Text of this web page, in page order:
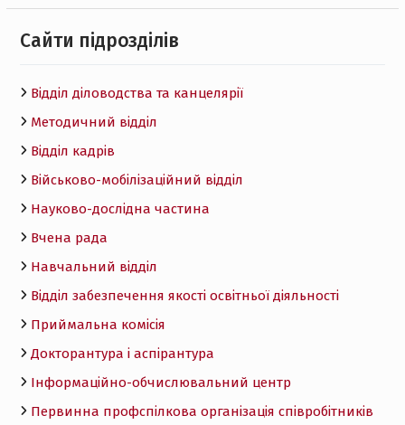
Cайти підрозділів
Відділ діловодства та канцелярії
Методичний відділ
Відділ кадрів
Військово-мобілізаційний відділ
Науково-дослідна частина
Вчена рада
Навчальний відділ
Відділ забезпечення якості освітньої діяльності
Приймальна комісія
Докторантура і аспірантура
Інформаційно-обчислювальний центр
Первинна профспілкова організація співробітників